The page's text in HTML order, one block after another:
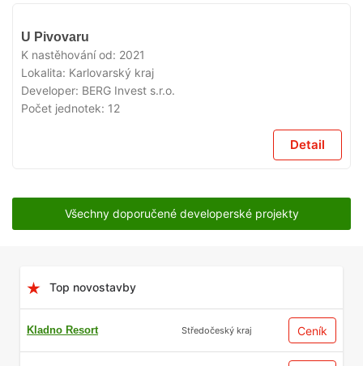
U Pivovaru
K nastěhování od: 2021
Lokalita: Karlovarský kraj
Developer: BERG Invest s.r.o.
Počet jednotek: 12
Detail
Všechny doporučené developerské projekty
Top novostavby
Kladno Resort Středočeský kraj Ceník